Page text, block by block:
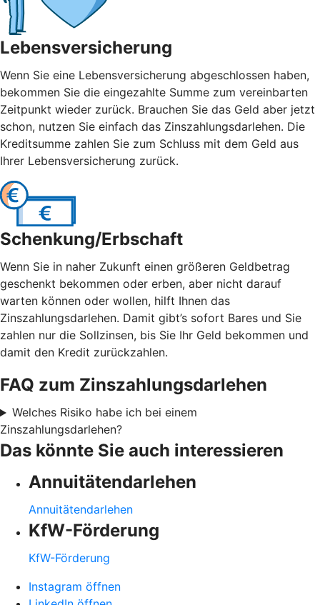
Lebensversicherung
Wenn Sie eine Lebensversicherung abgeschlossen haben,
bekommen Sie die eingezahlte Summe zum vereinbarten
Zeitpunkt wieder zurück. Brauchen Sie das Geld aber jetzt
schon, nutzen Sie einfach das Zinszahlungsdarlehen. Die
Kreditsumme zahlen Sie zum Schluss mit dem Geld aus
Ihrer Lebensversicherung zurück.
Schenkung/Erbschaft
Wenn Sie in naher Zukunft einen größeren Geldbetrag
geschenkt bekommen oder erben, aber nicht darauf
warten können oder wollen, hilft Ihnen das
Zinszahlungsdarlehen. Damit gibt’s sofort Bares und Sie
zahlen nur die Sollzinsen, bis Sie Ihr Geld bekommen und
damit den Kredit zurückzahlen.
FAQ zum Zinszahlungsdarlehen
Welches Risiko habe ich bei einem
Zinszahlungsdarlehen?
Das könnte Sie auch interessieren
Annuitätendarlehen
Annuitätendarlehen
KfW-Förderung
KfW-Förderung
Instagram öffnen